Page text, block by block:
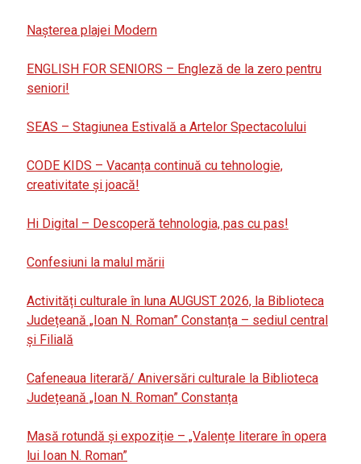
Nașterea plajei Modern
ENGLISH FOR SENIORS – Engleză de la zero pentru
seniori!
SEAS – Stagiunea Estivală a Artelor Spectacolului
CODE KIDS – Vacanța continuă cu tehnologie,
creativitate și joacă!
Hi Digital – Descoperă tehnologia, pas cu pas!
Confesiuni la malul mării
Activități culturale în luna AUGUST 2026, la Biblioteca
Județeană „Ioan N. Roman” Constanța – sediul central
și Filială
Cafeneaua literară/ Aniversări culturale la Biblioteca
Județeană „Ioan N. Roman” Constanța
Masă rotundă și expoziție – „Valențe literare în opera
lui Ioan N. Roman”